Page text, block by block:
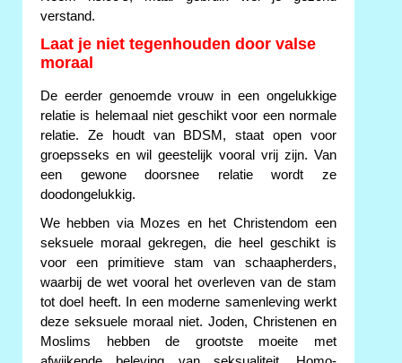
verstand.
Laat je niet tegenhouden door valse
moraal
De eerder genoemde vrouw in een ongelukkige
relatie is helemaal niet geschikt voor een normale
relatie. Ze houdt van BDSM, staat open voor
groepsseks en wil geestelijk vooral vrij zijn. Van
een gewone doorsnee relatie wordt ze
doodongelukkig.
We hebben via Mozes en het Christendom een
seksuele moraal gekregen, die heel geschikt is
voor een primitieve stam van schaapherders,
waarbij de wet vooral het overleven van de stam
tot doel heeft. In een moderne samenleving werkt
deze seksuele moraal niet. Joden, Christenen en
Moslims hebben de grootste moeite met